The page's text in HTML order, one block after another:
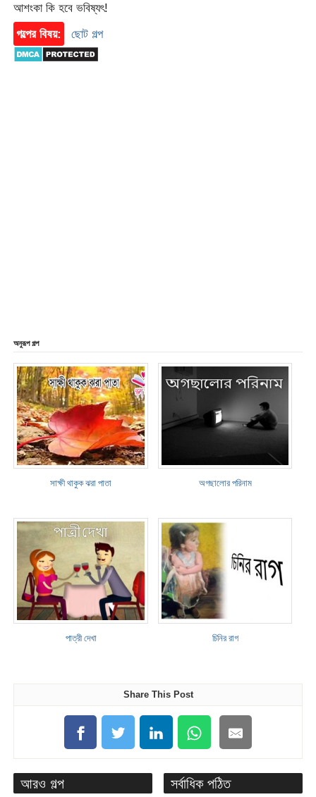
আশংকা কি হবে ভবিষ্যৎ!
গল্পের বিষয়:
ছোট গল্প
অনুরূপ গল্প
সাক্ষী থাকুক ঝরা পাতা অগছালোর পরিনাম
পাত্রী দেখা চিনির রাগ
Share This Post
আরও গল্প সর্বাধিক পঠিত